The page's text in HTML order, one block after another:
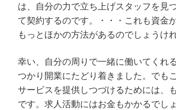
は、自分の力で立ち上げスタッフを見
て契約するのです。・・・これも資金
もっとほかの方法があるのでしょうけ
幸い、自分の周りで一緒に働いてくれ
つかり開業にたどり着きました。でも
サービスを提供しつづけるためには、
です。求人活動にはお金もかかるでし